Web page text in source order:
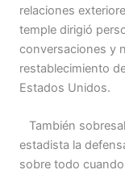
relaciones
temple dirigió
conversaciones y
restablecimiento
Estados Unidos.
También
estadista la
sobre todo